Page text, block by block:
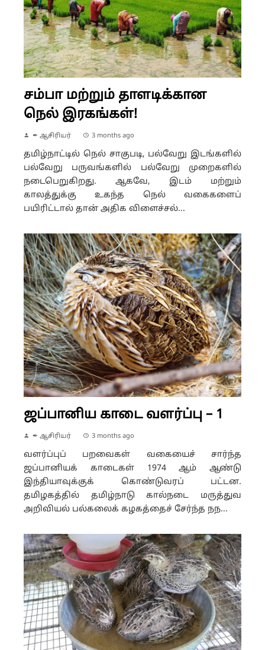
சம்பா மற்றும் தாளடிக்கான
நெல் இரகங்கள்!
✒ ஆசிரியர் 3 months ago
தமிழ்நாட்டில் நெல் சாகுபடி, பல்வேறு இடங்களில்
பல்வேறு பருவங்களில் பல்வேறு முறைகளில்
நடைபெறுகிறது. ஆகவே, இடம் மற்றும்
காலத்துக்கு உகந்த நெல் வகைகளைப்
பயிரிட்டால் தான் அதிக விளைச்சல்...
ஜப்பானிய காடை வளர்ப்பு – 1
✒ ஆசிரியர் 3 months ago
வளர்ப்புப் பறவைகள் வகையைச் சார்ந்த
ஜப்பானியக் காடைகள் 1974 ஆம் ஆண்டு
இந்தியாவுக்குக் கொண்டுவரப் பட்டன.
தமிழகத்தில் தமிழ்நாடு கால்நடை மருத்துவ
அறிவியல் பல்கலைக் கழகத்தைச் சேர்ந்த நந...